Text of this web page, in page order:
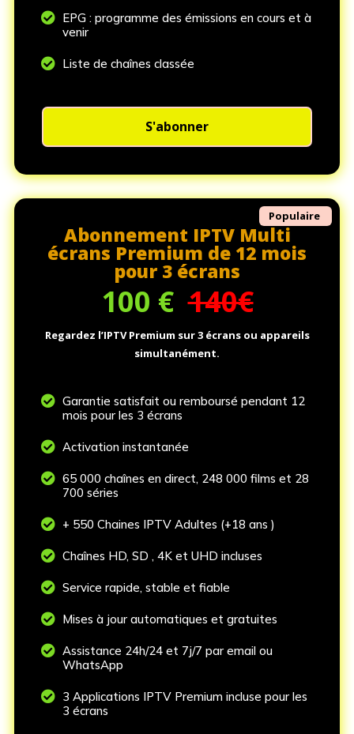
 EPG : programme des émissions en cours et à
venir
 Liste de chaînes classée
S'abonner
Populaire
Abonnement IPTV Multi
écrans Premium de 12 mois
pour 3 écrans
100 €140€
Regardez l’IPTV Premium sur 3 écrans ou appareils
simultanément.
 Garantie satisfait ou remboursé pendant 12
mois pour les 3 écrans
 Activation instantanée
 65 000 chaînes en direct, 248 000 films et 28
700 séries
 + 550 Chaines IPTV Adultes (+18 ans )
 Chaînes HD, SD , 4K et UHD incluses
 Service rapide, stable et fiable
 Mises à jour automatiques et gratuites
 Assistance 24h/24 et 7j/7 par email ou
WhatsApp
 3 Applications IPTV Premium incluse pour les
3 écrans